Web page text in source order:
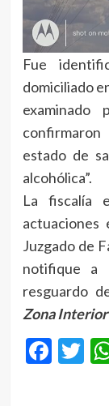
Fue
domiciliado
examinado
estado de
alcohólica”.
La fiscalía
Juzgado de
notifique a
resguardo
Zona